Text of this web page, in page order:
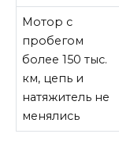
Мотор с
пробегом
более 150 тыс.
км, цепь и
натяжитель не
менялись